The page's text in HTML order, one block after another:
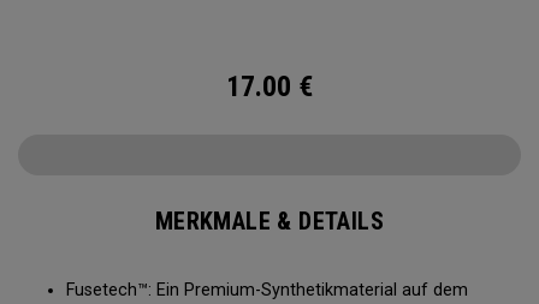
17.00 €
MERKMALE & DETAILS
Fusetech™: Ein Premium-Synthetikmaterial auf dem